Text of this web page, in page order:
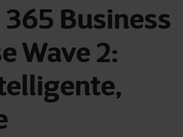
Business
Wave 2: